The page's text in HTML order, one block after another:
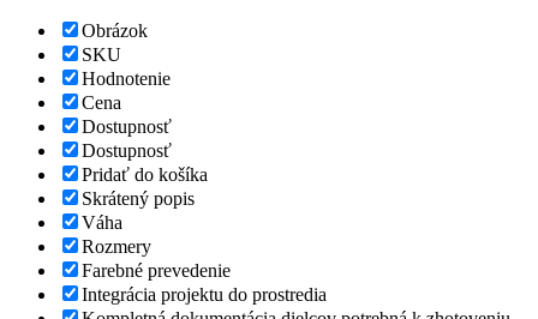
Obrázok
SKU
Hodnotenie
Cena
Dostupnosť
Dostupnosť
Pridať do košíka
Skrátený popis
Váha
Rozmery
Farebné prevedenie
Integrácia projektu do prostredia